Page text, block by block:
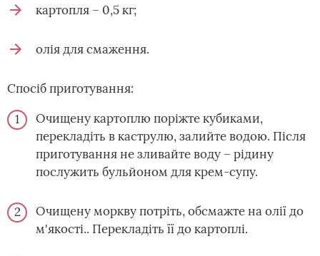
картопля – 0,5 кг;
олія для смаження.
Спосіб приготування:
Очищену картоплю поріжте кубиками,
перекладіть в каструлю, залийте водою. Після
приготування не зливайте воду – рідину
послужить бульйоном для крем-супу.
Очищену моркву потріть, обсмажте на олії до
м'якості.. Перекладіть її до картоплі.